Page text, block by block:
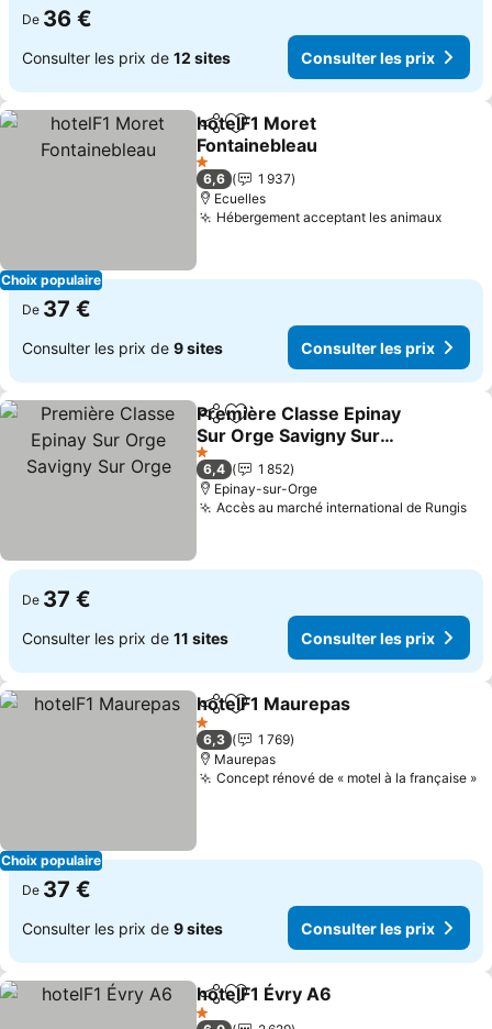
De 36 €
Consulter les prix de 12 sites Consulter les prix
Choix populaire
PartagerAjouter à mes favoris
hotelF1 Moret
Fontainebleau
1 Étoiles
6,6
1 937
Ecuelles
Hébergement acceptant les animaux
De 37 €
Consulter les prix de 9 sites Consulter les prix
PartagerAjouter à mes favoris
Première Classe Epinay
Sur Orge Savigny Sur
Orge
1 Étoiles
6,4
1 852
Epinay-sur-Orge
Accès au marché international de Rungis
De 37 €
Consulter les prix de 11 sites Consulter les prix
Choix populaire
PartagerAjouter à mes favoris
hotelF1 Maurepas
1 Étoiles
6,3
1 769
Maurepas
Concept rénové de « motel à la française »
De 37 €
Consulter les prix de 9 sites Consulter les prix
PartagerAjouter à mes favoris
hotelF1 Évry A6
1 Étoiles